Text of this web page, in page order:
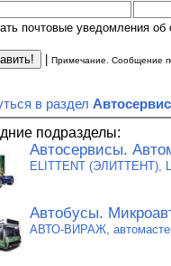
почтовые уведомления об
| Примечание. Сообщение
в раздел
подразделы:
Автосервисы.
ELITTENT (ЭЛИТТЕНТ),
Автобусы.
АВТО-ВИРАЖ,